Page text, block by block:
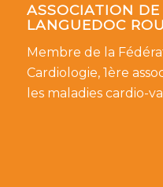
ASSOCIATION
LANGUEDOC
Membre de la
Cardiologie, 1ère
les maladies cardio-